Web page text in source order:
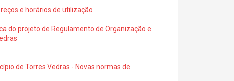
e horários de utilização
do projeto de Regulamento de Organização e
de Torres Vedras - Novas normas de